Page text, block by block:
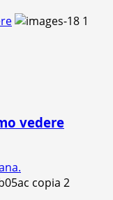
1
vedere
2